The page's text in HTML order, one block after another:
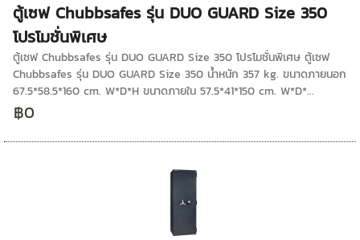
ตู้เซฟ Chubbsafes รุ่น DUO GUARD Size 350
โปรโมชั่นพิเศษ
ตู้เซฟ Chubbsafes รุ่น DUO GUARD Size 350 โปรโมชั่นพิเศษ ตู้เซฟ
Chubbsafes รุ่น DUO GUARD Size 350 น้ำหนัก 357 kg. ขนาดภายนอก
67.5*58.5*160 cm. W*D*H ขนาดภายใน 57.5*41*150 cm. W*D*...
฿0